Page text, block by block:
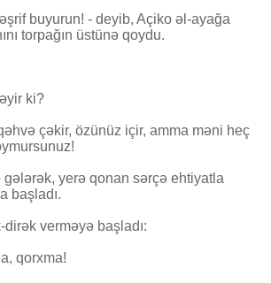
buyurun! - deyib, Açiko əl-ayağa
torpağın üstünə qoydu.
ki?
çəkir, özünüz içir, amma məni heç
yerə qonan sərçə ehtiyatla
başladı.
verməyə başladı:
qorxma!